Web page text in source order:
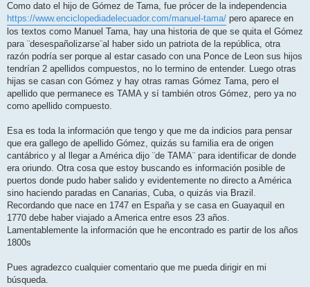
Como dato el hijo de Gómez de Tama, fue prócer de la independencia
https://www.enciclopediadelecuador.com/manuel-tama/ pero aparece en
los textos como Manuel Tama, hay una historia de que se quita el Gómez
para ¨desespañolizarse¨al haber sido un patriota de la república, otra
razón podría ser porque al estar casado con una Ponce de Leon sus hijos
tendrían 2 apellidos compuestos, no lo termino de entender. Luego otras
hijas se casan con Gómez y hay otras ramas Gómez Tama, pero el
apellido que permanece es TAMA y sí también otros Gómez, pero ya no
como apellido compuesto.
Esa es toda la información que tengo y que me da indicios para pensar
que era gallego de apellido Gómez, quizás su familia era de origen
cantábrico y al llegar a América dijo ¨de TAMA¨ para identificar de donde
era oriundo. Otra cosa que estoy buscando es información posible de
puertos donde pudo haber salido y evidentemente no directo a América
sino haciendo paradas en Canarias, Cuba, o quizás via Brazil.
Recordando que nace en 1747 en España y se casa en Guayaquil en
1770 debe haber viajado a America entre esos 23 años.
Lamentablemente la información que he encontrado es partir de los años
1800s
Pues agradezco cualquier comentario que me pueda dirigir en mi
búsqueda.